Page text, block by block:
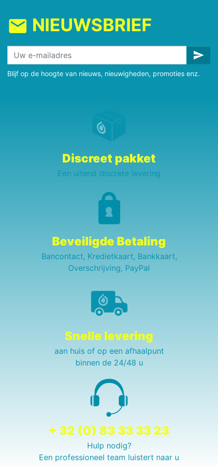
mail NIEUWSBRIEF
send
Blijf op de hoogte van nieuws, nieuwigheden, promoties enz.
Discreet pakket
Een uiterst discrete levering
Beveiligde Betaling
Bancontact, Kredietkaart, Bankkaart,
Overschrijving, PayPal
Snelle levering
aan huis of op een afhaalpunt
binnen de 24/48 u
+ 32 (0) 83 33 33 23
Hulp nodig?
Een professioneel team luistert naar u